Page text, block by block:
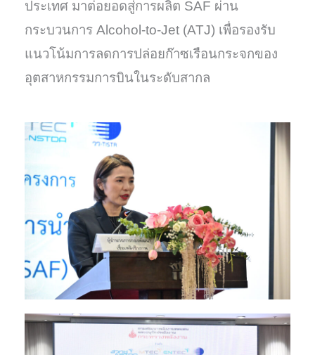
ประเทศ มาต่อยอดสู่การผลิต SAF ผ่าน
กระบวนการ Alcohol-to-Jet (ATJ) เพื่อรองรับ
แนวโน้มการลดการปล่อยก๊าซเรือนกระจกของ
อุตสาหกรรมการบินในระดับสากล